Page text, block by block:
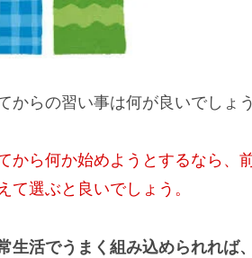
からの習い事は何が良いでしょ
から何か始めようとするなら、
て選ぶと良いでしょう。
生活でうまく組み込められれば